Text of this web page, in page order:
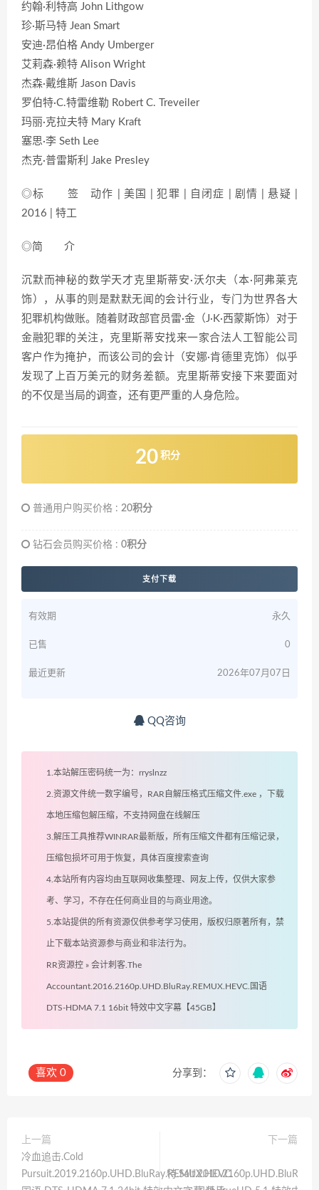
约翰·利特高 John Lithgow
珍·斯马特 Jean Smart
安迪·昂伯格 Andy Umberger
艾莉森·赖特 Alison Wright
杰森·戴维斯 Jason Davis
罗伯特·C.特雷维勒 Robert C. Treveiler
玛丽·克拉夫特 Mary Kraft
塞思·李 Seth Lee
杰克·普雷斯利 Jake Presley
◎标 签 动作 | 美国 | 犯罪 | 自闭症 | 剧情 | 悬疑 |
2016 | 特工
◎简 介
沉默而神秘的数学天才克里斯蒂安·沃尔夫（本·阿弗莱克
饰），从事的则是默默无闻的会计行业，专门为世界各大
犯罪机构做账。随着财政部官员雷·金（J·K·西蒙斯饰）对于
金融犯罪的关注，克里斯蒂安找来一家合法人工智能公司
客户作为掩护，而该公司的会计（安娜·肯德里克饰）似乎
发现了上百万美元的财务差额。克里斯蒂安接下来要面对
的不仅是当局的调查，还有更严重的人身危险。
20 积分
普通用户购买价格 : 20积分
钻石会员购买价格 : 0积分
支付下载
有效期 永久
已售 0
最近更新 2026年07月07日
QQ咨询
1.本站解压密码统一为：rryslnzz
2.资源文件统一数字编号，RAR自解压格式压缩文件.exe ，下载
本地压缩包解压缩，不支持网盘在线解压
3.解压工具推荐WINRAR最新版，所有压缩文件都有压缩记录，
压缩包损坏可用于恢复，具体百度搜索查询
4.本站所有内容均由互联网收集整理、网友上传，仅供大家参
考、学习，不存在任何商业目的与商业用途。
5.本站提供的所有资源仅供参考学习使用，版权归原著所有，禁
止下载本站资源参与商业和非法行为。
RR资源控 » 会计刺客.The
Accountant.2016.2160p.UHD.BluRay.REMUX.HEVC.国语
DTS-HDMA 7.1 16bit 特效中文字幕【45GB】
喜欢 0 分享到：
上一篇
冷血追击.Cold
Pursuit.2019.2160p.UHD.BluRay.REMUX.HEVC.
下一篇
特